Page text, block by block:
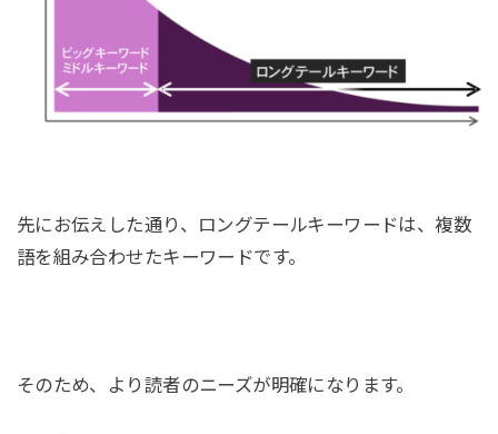
先にお伝えした通り、ロングテールキーワードは、複数
語を組み合わせたキーワードです。
そのため、より読者のニーズが明確になります。